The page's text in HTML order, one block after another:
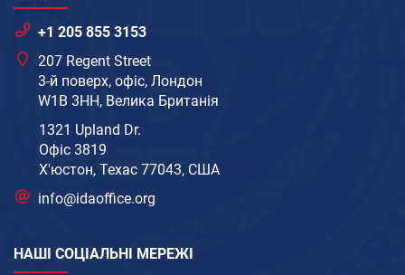
+1 205 855 3153
207 Regent Street
3-й поверх, офіс, Лондон
W1B 3HH, Велика Британія
1321 Upland Dr.
Офіс 3819
Х'юстон, Техас 77043, США
info@idaoffice.org
НАШІ СОЦІАЛЬНІ МЕРЕЖІ